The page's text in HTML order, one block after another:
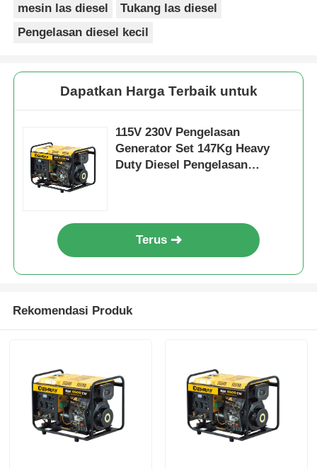
mesin las diesel
Tukang las diesel
Pengelasan diesel kecil
Dapatkan Harga Terbaik untuk
115V 230V Pengelasan
Generator Set 147Kg Heavy
Duty Diesel Pengelasan
Terus
Rekomendasi Produk